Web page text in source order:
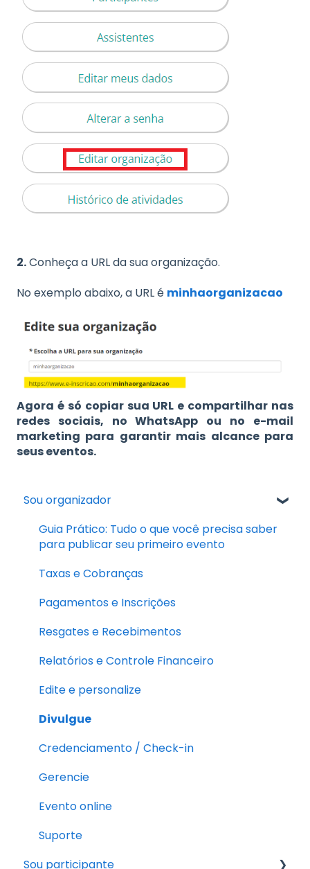
2.Conheça a URL da sua organização.
No exemplo abaixo, a URL é minhaorganizacao
Agora é só copiar sua URL e compartilhar nas
redes sociais, no WhatsApp ou no e-mail
marketing para garantir mais alcance para
seus eventos.
Sou organizador
Guia Prático: Tudo o que você precisa saber
para publicar seu primeiro evento
Taxas e Cobranças
Pagamentos e Inscrições
Resgates e Recebimentos
Relatórios e Controle Financeiro
Edite e personalize
Divulgue
Credenciamento / Check-in
Gerencie
Evento online
Suporte
Sou participante